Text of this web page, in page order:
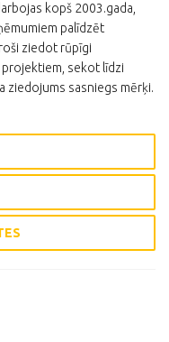
kopš 2003.gada,
palīdzēt
ziedot rūpīgi
sekot līdzi
ziedojums sasniegs mērķi.